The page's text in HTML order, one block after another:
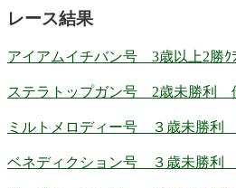
レース結果
アイアムイチバン号 3歳以上2
ステラトップガン号 2歳未勝利
ミルトメロディー号 ３歳未勝
ベネディクション号 ３歳未勝